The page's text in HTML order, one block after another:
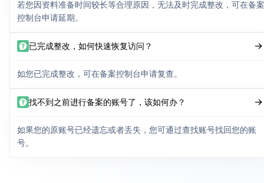
若您因资料准备时间较长等合理原因，无法及时完成整改，可在备案
控制台申请延期。
已完成整改，如何快速恢复访问？
如您已完成整改，可在备案控制台申请复查。
找不到之前进行备案的账号了，该如何办？
如果您的原账号已经遗忘或者丢失，您可通过查找账号找回您的账
号。